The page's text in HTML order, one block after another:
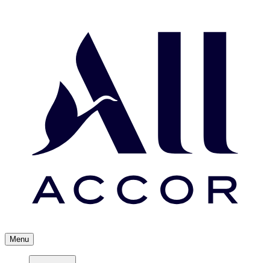
Menu